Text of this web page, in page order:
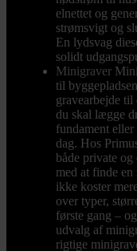
elnettet og
strømsvigt og
En lydsvag
solidt
Minigraver
til
gravearbejde
du skal lægge
fundament eller
dag. Hos
både private
med at finde en
ikke koster
over typer,
første gang –
udvalg af
rigtige